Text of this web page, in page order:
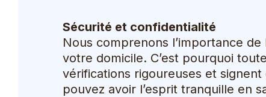
Sécurité et confidentialité
Nous comprenons l’importance
votre domicile. C’est pourquoi
vérifications rigoureuses et
pouvez avoir l’esprit tranquille en